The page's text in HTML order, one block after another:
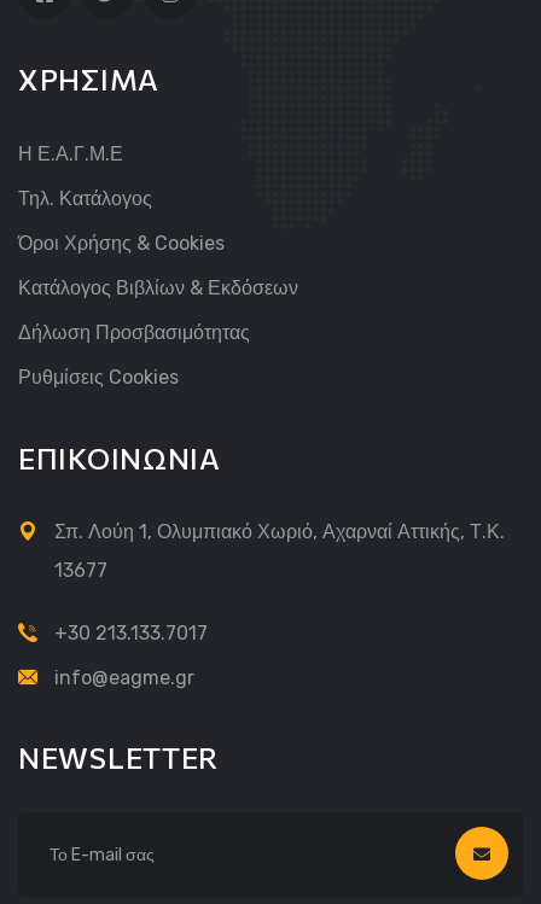
ΧΡΗΣΙΜΑ
Η Ε.Α.Γ.Μ.Ε
Τηλ. Κατάλογος
Όροι Χρήσης & Cookies
Κατάλογος Βιβλίων & Εκδόσεων
Δήλωση Προσβασιμότητας
Ρυθμίσεις Cookies
ΕΠΙΚΟΙΝΩΝΙΑ
Σπ. Λούη 1, Ολυμπιακό Χωριό, Αχαρναί Αττικής, Τ.Κ.
13677
+30 213.133.7017
info@eagme.gr
NEWSLETTER